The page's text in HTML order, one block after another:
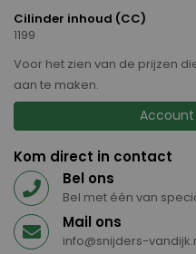
Cilinder inhoud (CC)
1199
Voor het zien van de prijzen
aan te maken.
Kom direct in contact
Bel ons
Bel met één van
Mail ons
info@snijders-